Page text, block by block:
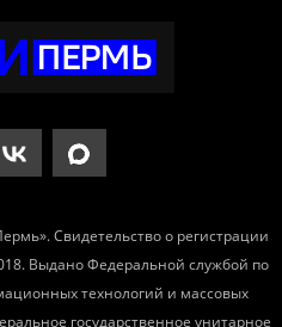
Свидетельство о регистрации
Выдано Федеральной службой по
технологий и массовых
государственное унитарное